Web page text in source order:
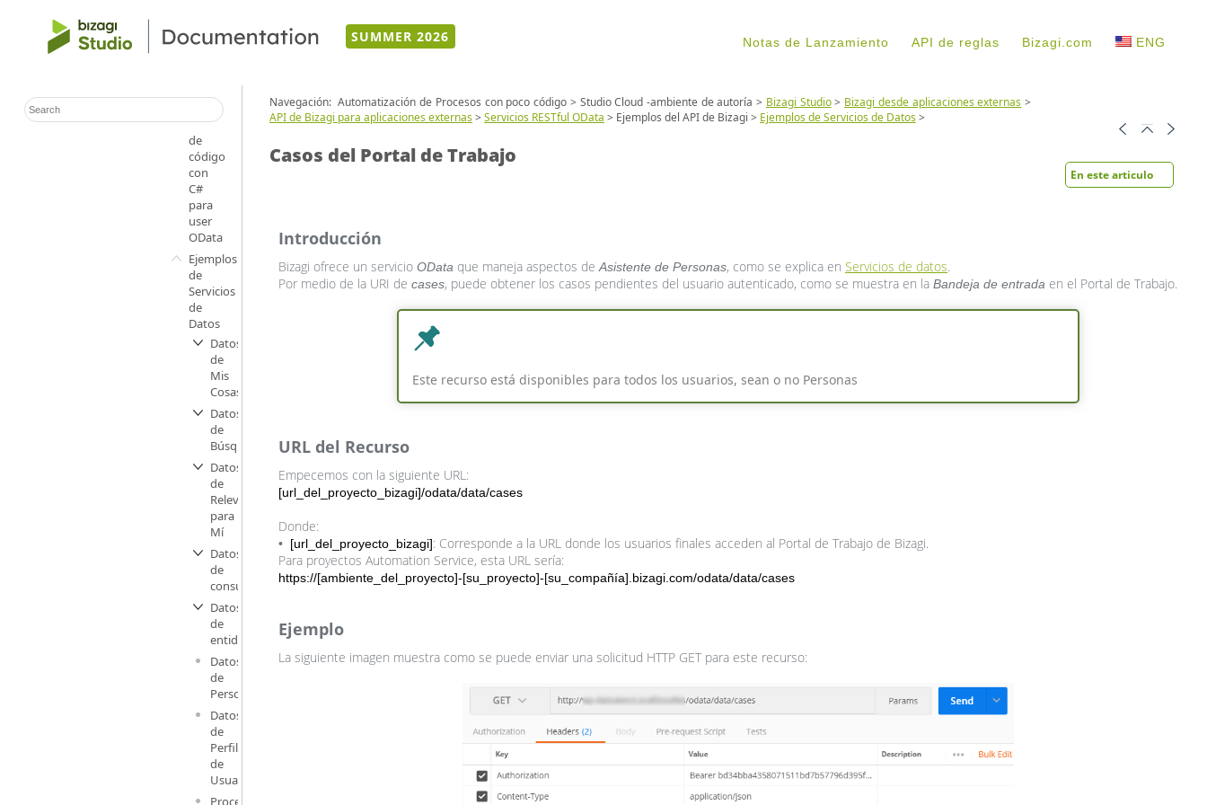
SUMMER 2026 Notas de Lanzamiento API de reglas Bizagi.com ENG